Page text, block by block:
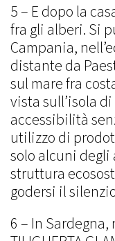
5 – E dopo la
fra gli alberi. Si
Campania,
distante da
sul mare fra
vista sull’isola
accessibilità
utilizzo di
solo alcuni
struttura
godersi il
6 – In